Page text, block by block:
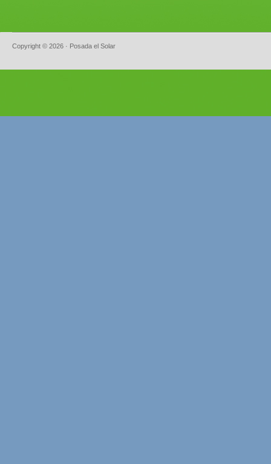
Copyright © 2026 · Posada el Solar